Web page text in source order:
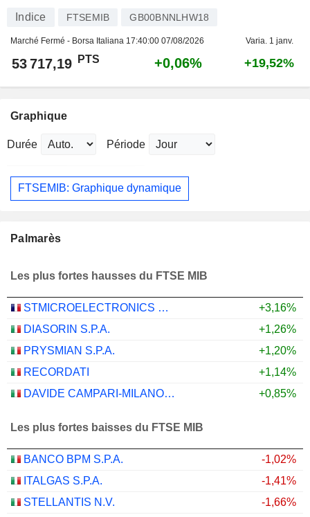
Indice FTSEMIB GB00BNNLHW18
Marché Fermé - Borsa Italiana 17:40:00 07/08/2026 Varia. 1 janv.
53 717,19 PTS +0,06% +19,52%
Graphique
Durée Période
FTSEMIB: Graphique dynamique
Palmarès
Les plus fortes hausses du FTSE MIB
STMICROELECTRONICS N.V.
+3,16%
DIASORIN S.P.A.
+1,26%
PRYSMIAN S.P.A.
+1,20%
RECORDATI
+1,14%
DAVIDE CAMPARI-MILANO N.V.
+0,85%
Les plus fortes baisses du FTSE MIB
BANCO BPM S.P.A.
-1,02%
ITALGAS S.P.A.
-1,41%
STELLANTIS N.V.
-1,66%